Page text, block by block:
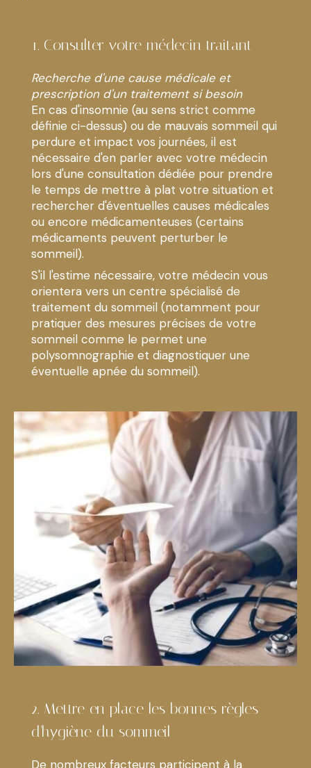
1. Consulter votre médecin traitant
Recherche d'une cause médicale et
prescription d'un traitement si besoin
En cas d'insomnie (au sens strict comme
définie ci-dessus) ou de mauvais sommeil qui
perdure et impact vos journées, il est
nécessaire d'en parler avec votre médecin
lors d'une consultation dédiée pour prendre
le temps de mettre à plat votre situation et
rechercher d'éventuelles causes médicales
ou encore médicamenteuses (certains
médicaments peuvent perturber le
sommeil).
S'il l'estime nécessaire, votre médecin vous
orientera vers un centre spécialisé de
traitement du sommeil (notamment pour
pratiquer des mesures précises de votre
sommeil comme le permet une
polysomnographie et diagnostiquer une
éventuelle apnée du sommeil).
2. Mettre en place les bonnes règles
d'hygiène du sommeil
De nombreux facteurs participent à la